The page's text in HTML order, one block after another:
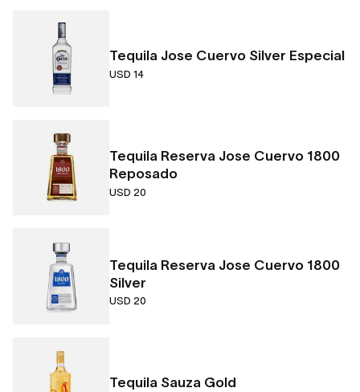
Tequila Jose Cuervo Silver Especial
USD 14
Tequila Reserva Jose Cuervo 1800
Reposado
USD 20
Tequila Reserva Jose Cuervo 1800
Silver
USD 20
Tequila Sauza Gold